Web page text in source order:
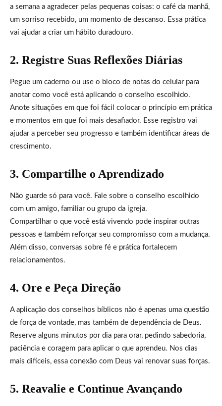
a semana a agradecer pelas pequenas coisas: o café da manhã,
um sorriso recebido, um momento de descanso. Essa prática
vai ajudar a criar um hábito duradouro.
2. Registre Suas Reflexões Diárias
Pegue um caderno ou use o bloco de notas do celular para
anotar como você está aplicando o conselho escolhido.
Anote situações em que foi fácil colocar o princípio em prática
e momentos em que foi mais desafiador. Esse registro vai
ajudar a perceber seu progresso e também identificar áreas de
crescimento.
3. Compartilhe o Aprendizado
Não guarde só para você. Fale sobre o conselho escolhido
com um amigo, familiar ou grupo da igreja.
Compartilhar o que você está vivendo pode inspirar outras
pessoas e também reforçar seu compromisso com a mudança.
Além disso, conversas sobre fé e prática fortalecem
relacionamentos.
4. Ore e Peça Direção
A aplicação dos conselhos bíblicos não é apenas uma questão
de força de vontade, mas também de dependência de Deus.
Reserve alguns minutos por dia para orar, pedindo sabedoria,
paciência e coragem para aplicar o que aprendeu. Nos dias
mais difíceis, essa conexão com Deus vai renovar suas forças.
5. Reavalie e Continue Avançando